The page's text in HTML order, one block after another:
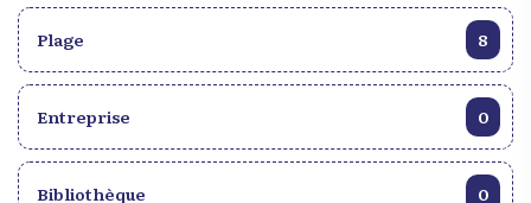
Plage 8
Entreprise 0
Bibliothèque 0